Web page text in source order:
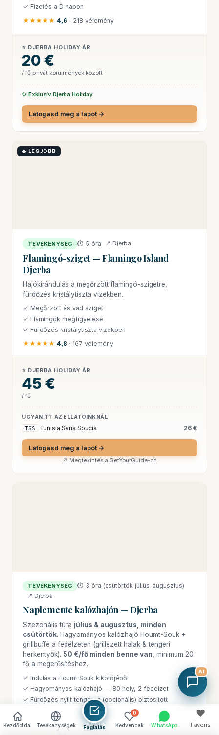
✓ Fizetés a D napon
★★★★★ 4,6 · 218 vélemény
⭐ DJERBA HOLIDAY ÁR
20 €
/ fő privát körülmények között
✨ Exkluzív Djerba Holiday
Látogasd meg a lapot →
🔥 LEGJOBB
TEVÉKENYSÉG ⏱ 5 óra 📍 Djerba
Flamingó-sziget — Flamingo Island
Djerba
Hajókirándulás a megőrzött flamingó-szigetre,
fürdőzés kristálytiszta vizekben.
✓ Megőrzött és vad sziget
✓ Flamingók megfigyelése
✓ Fürdőzés kristálytiszta vizekben
★★★★★ 4,8 · 167 vélemény
⭐ DJERBA HOLIDAY ÁR
45 €
/ fő
UGYANITT AZ ELLÁTÓINKNÁL
TSS Tunisia Sans Soucis 26 €
Látogasd meg a lapot →
↗ Megtekintés a GetYourGuide-on
TEVÉKENYSÉG ⏱ 3 óra (csütörtök július-augusztus)
📍 Djerba
Naplemente kalózhajón — Djerba
Szezonális túra július & augusztus, minden
csütörtök. Hagyományos kalózhajó Houmt-Souk +
grillbuffé a fedélzeten (grillezett halak & tengeri
herkentyők). 50 €/fő minden benne van , minimum 20
fő a megerősítéshez.
✓ Indulás a Houmt Souk kikötőjéből
✓ Hagyományos kalózhajó — 80 hely, 2 fedélzet
✓ Fürdőzés nyílt tengeren (opcionális) biztosított
✓ Zenei animáció és tánc a fedélzeten
Kezdőoldal Tevékenységek Foglalás
0
Kedvencek WhatsApp
♥
Favoris
AI